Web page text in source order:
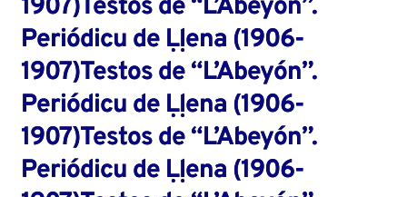
1907)Testos de “L’Abeyón”.
Periódicu de Ḷḷena (1906-
1907)Testos de “L’Abeyón”.
Periódicu de Ḷḷena (1906-
1907)Testos de “L’Abeyón”.
Periódicu de Ḷḷena (1906-